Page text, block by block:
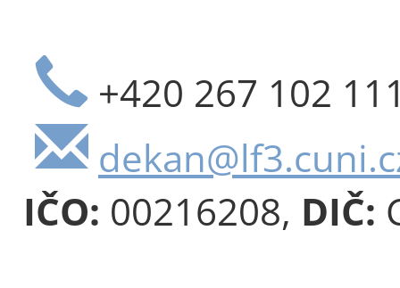
+420 267 102
IČO: 00216208, DIČ: